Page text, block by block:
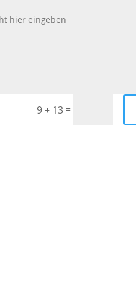
9 + 13=